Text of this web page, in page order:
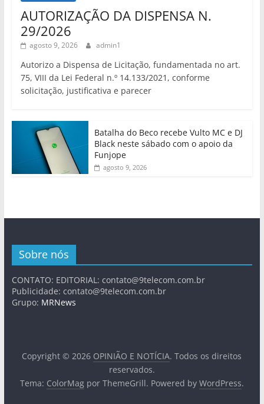
AUTORIZAÇÃO DA DISPENSA N.
29/2026
agosto 9, 2026 admin1
Autorizo a Dispensa de Licitação, fundamentada no art.
75, VIII da Lei Federal n.º 14.133/2021, conforme
solicitação, justificativa e parecer
Batalha do Beco recebe Vulto MC e DJ
Black neste sábado com o apoio da
Funjope
agosto 9, 2026
Sobre nós
CONTATO: EDITORIAL: contato@9telecom.com.br
Publicidade: contato@9telecom.com.br
Grupo: MRNews
Copyright © 2026 OPINIÃO E NOTÍCIA. Todos os direitos
reservados.
Tema: ColorMagpor ThemeGrill. Powered by WordPress.